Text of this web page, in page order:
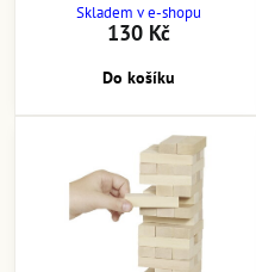
Skladem v e-shopu
130 Kč
Do košíku